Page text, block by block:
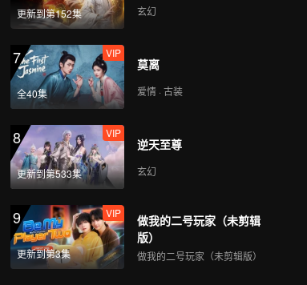
更新到第152集 玄幻
7
全40集
VIP
莫离
爱情 · 古装
8
更新到第533集
VIP
逆天至尊
玄幻
9
更新到第3集
VIP
做我的二号玩家（未剪辑
版）
做我的二号玩家（未剪辑版）